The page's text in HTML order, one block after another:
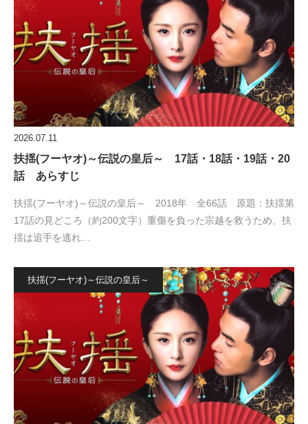
2026.07.11
扶揺(フーヤオ)～伝説の皇后～ 17話・18話・19話・20
話 あらすじ
扶揺(フーヤオ)～伝説の皇后～ 2018年 全66話 原題：扶揺第
17話の見どころ（約200文字）重傷を負った宗越を救うため、扶
揺は追手を逃れ…
扶揺(フーヤオ)～伝説の皇后～